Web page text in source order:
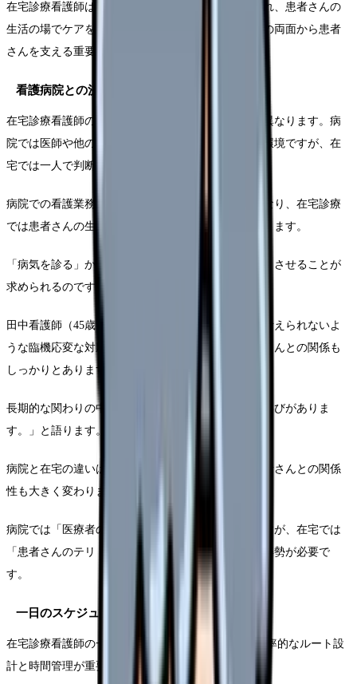
在宅診療看護師は、病院という管理された環境を離れ、患者さんの
生活の場でケアを提供する専門職です。医療と生活の両面から患者
さんを支える重要な役割を担っています。
看護病院との決定的な違い
在宅診療看護師の業務は、病院内看護とは本質的に異なります。病
院では医師や他のスタッフとの連携がすぐに取れる環境ですが、在
宅では一人で判断し行動する場面が増えます。
病院での看護業務は治療を中心としたケアが本体となり、在宅診療
では患者さんの生活を支えることが第一の目標になります。
「病気を診る」から「生活を診る」へと視点をシフトさせることが
求められるのです。
田中看護師（45歳・訪問看護歴15年）は「病院では考えられないよ
うな臨機応変な対応が求められますが、その分患者さんとの関係も
しっかりとあります。
長期的な関わりの中で、その方の人生に寄り添える喜びがありま
す。」と語ります。
病院と在宅の違いは環境面だけではありません。患者さんとの関係
性も大きく変わります。
病院では「医療者のテリトリー」でケアを提供しますが、在宅では
「患者さんのテリトリー」に入っていただくという姿勢が必要で
す。
一日のスケジュール例
在宅診療看護師の一日は移動と訪問の連続です。 効率的なルート設
計と時間管理が重要になります。